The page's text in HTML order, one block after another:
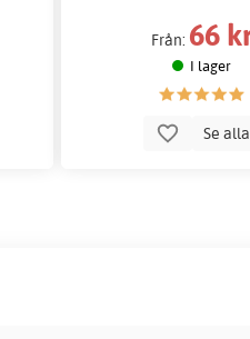
Från: 66
I lager
Se alla